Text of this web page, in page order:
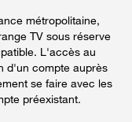
métropolitaine,
TV sous réserve
L'accès au
d'un compte auprès
se faire avec les
préexistant.